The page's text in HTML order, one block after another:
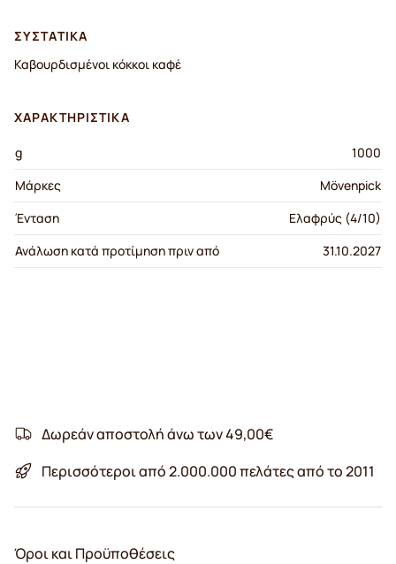
ΣΥΣΤΑΤΙΚΆ
Καβουρδισμένοι κόκκοι καφέ
ΧΑΡΑΚΤΗΡΙΣΤΙΚΆ
g
1000
Μάρκες
Mövenpick
Ένταση
Ελαφρύς (4/10)
Ανάλωση κατά προτίμηση πριν από
31.10.2027
Δωρεάν αποστολή άνω των 49,00€
Περισσότεροι από 2.000.000 πελάτες από το 2011
Όροι και Προϋποθέσεις